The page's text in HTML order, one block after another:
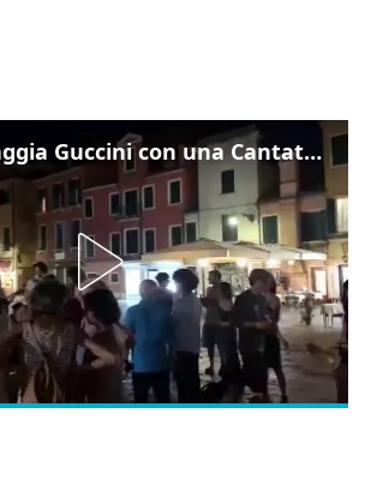
Venezia omaggia Guccini con una Cantata Anarchica in campo Santa Margherita